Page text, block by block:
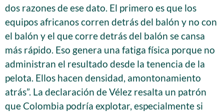
dos razones de ese dato. El primero es que los
equipos africanos corren detrás del balón y no con
el balón y el que corre detrás del balón se cansa
más rápido. Eso genera una fatiga física porque no
administran el resultado desde la tenencia de la
pelota. Ellos hacen densidad, amontonamiento
atrás”. La declaración de Vélez resalta un patrón
que Colombia podría explotar, especialmente si